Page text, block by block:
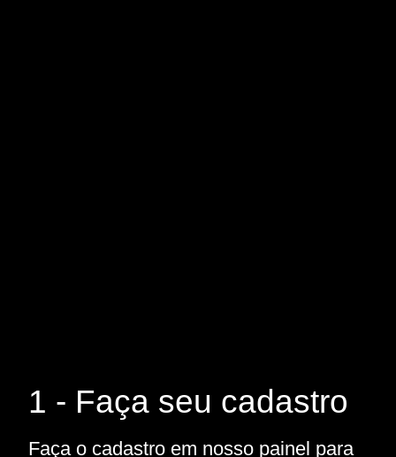
1 - Faça seu cadastro
Faça o cadastro em nosso painel para